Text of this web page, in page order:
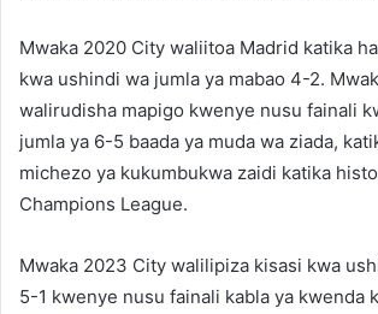
Mwaka 2020 City waliitoa Madrid katika
kwa ushindi wa jumla ya mabao 4-2.
walirudisha mapigo kwenye nusu fainali
jumla ya 6-5 baada ya muda wa ziada,
michezo ya kukumbukwa zaidi katika
Champions League.
Mwaka 2023 City walilipiza kisasi kwa
5-1 kwenye nusu fainali kabla ya kwenda